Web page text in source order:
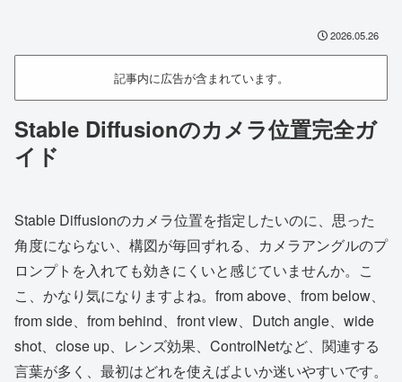
2026.05.26
記事内に広告が含まれています。
Stable Diffusionのカメラ位置完全ガ
イド
Stable Diffusionのカメラ位置を指定したいのに、思った
角度にならない、構図が毎回ずれる、カメラアングルのプ
ロンプトを入れても効きにくいと感じていませんか。こ
こ、かなり気になりますよね。from above、from below、
from side、from behind、front view、Dutch angle、wide
shot、close up、レンズ効果、ControlNetなど、関連する
言葉が多く、最初はどれを使えばよいか迷いやすいです。